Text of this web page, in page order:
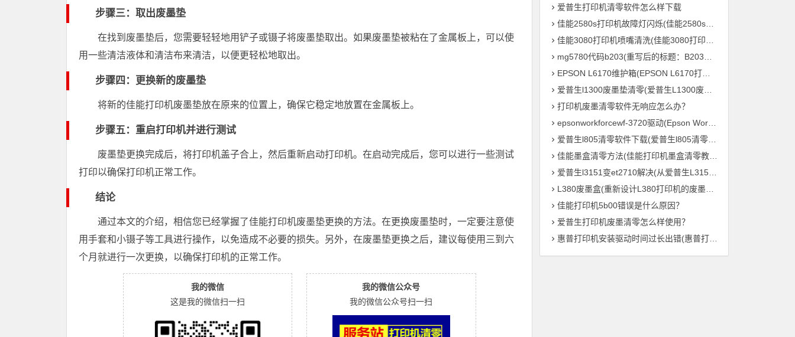
步骤三：取出废墨垫
在找到废墨垫后，您需要轻轻地用铲子或镊子将废墨垫取出。如果废墨垫被粘在了金属板上，可以使
用一些清洁液体和清洁布来清洁，以便更轻松地取出。
步骤四：更换新的废墨垫
将新的佳能打印机废墨垫放在原来的位置上，确保它稳定地放置在金属板上。
步骤五：重启打印机并进行测试
废墨垫更换完成后，将打印机盖子合上，然后重新启动打印机。在启动完成后，您可以进行一些测试
打印以确保打印机正常工作。
结论
通过本文的介绍，相信您已经掌握了佳能打印机废墨垫更换的方法。在更换废墨垫时，一定要注意使
用手套和小镊子等工具进行操作，以免造成不必要的损失。另外，在废墨垫更换之后，建议每使用三到六
个月就进行一次更换，以确保打印机的正常工作。
我的微信
这是我的微信扫一扫
我的微信公众号
我的微信公众号扫一扫
爱普生打印机清零软件怎么样下载
佳能2580s打印机故障灯闪烁(佳能2580s打印机故障灯频繁闪烁怎么办？)
佳能3080打印机喷嘴清洗(佳能3080打印机喷头清理方法)
mg5780代码b203(重写后的标题：B203毛绒鸟打印机 – MG5780系列的新成员)
EPSON L6170维护箱(EPSON L6170打印机维护盒的重要性)
爱普生l1300废墨垫清零(爱普生L1300废墨垫重置，让您的打印机继续高效输出！)
打印机废墨清零软件无响应怎么办？
epsonworkforcewf-3720驱动(Epson WorkForce WF-3720 打印机驱动下载及安装教程)
爱普生l805清零软件下载(爱普生l805清零软件免费下载)
佳能墨盒清零方法(佳能打印机墨盒清零教程，轻松零成本重复利用)
爱普生l3151变et2710解决(从爱普生L3151到ET2710：打印机参数全解析)
L380废墨盒(重新设计L380打印机的废墨处理系统)
佳能打印机5b00错误是什么原因？
爱普生打印机废墨清零怎么样使用？
惠普打印机安装驱动时间过长出错(惠普打印机驱动安装时间异常——解决方法总结)